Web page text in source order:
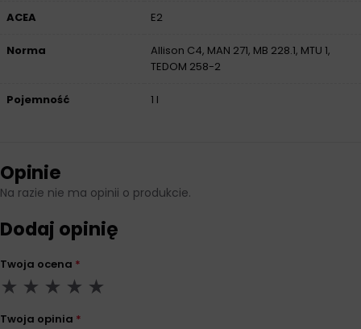
ACEA E2
Norma
Allison C4, MAN 271, MB 228.1, MTU 1,
TEDOM 258-2
Pojemność 1 l
Opinie
Na razie nie ma opinii o produkcie.
Dodaj opinię
Twoja ocena *
Twoja opinia *